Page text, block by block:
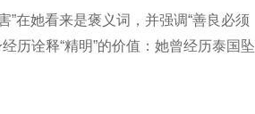
”在她看来是褒义词，并强调“善良必须
历诠释“精明”的价值：她曾经历泰国坠